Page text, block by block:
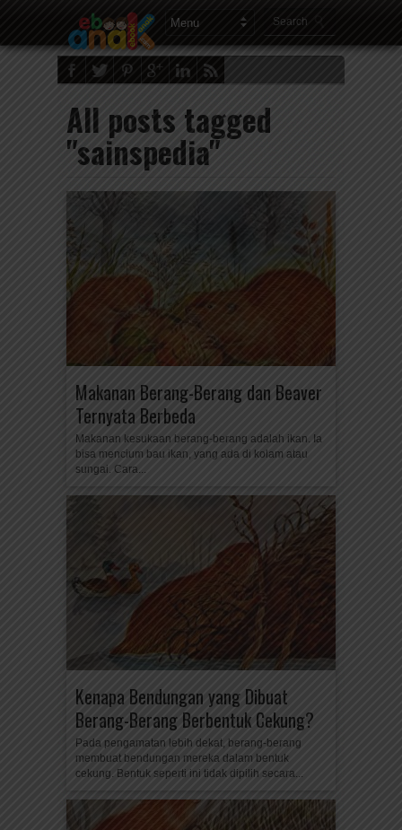
All posts tagged
"sainspedia"
Makanan Berang-Berang dan Beaver
Ternyata Berbeda
Makanan kesukaan berang-berang adalah ikan. Ia
bisa mencium bau ikan, yang ada di kolam atau
sungai. Cara...
Kenapa Bendungan yang Dibuat
Berang-Berang Berbentuk Cekung?
Pada pengamatan lebih dekat, berang-berang
membuat bendungan mereka dalam bentuk
cekung. Bentuk seperti ini tidak dipilih secara...